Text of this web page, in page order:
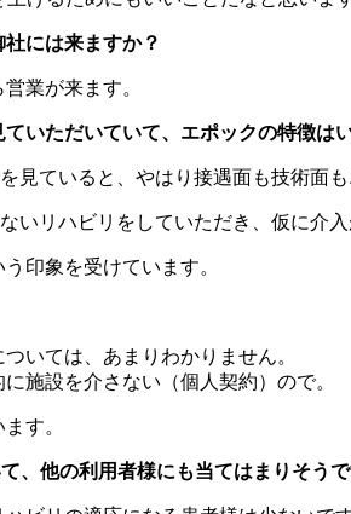
には来ますか？
業が来ます。
いただいていて、エポックの特徴は
見ていると、やはり接遇面も技術面
いリハビリをしていただき、仮に介入
印象を受けています。
いては、あまりわかりません。
施設を介さない（個人契約）ので。
す。
、他の利用者様にも当てはまりそうで